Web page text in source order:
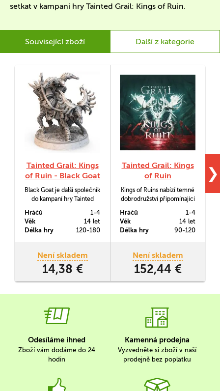
setkat v kampani hry Tainted Grail: Kings of Ruin.
Související zboží Další z kategorie
Tainted Grail: Kings
of Ruin - Black Goat
Black Goat je další společník
do kampaní hry Tainted
Hráčů
1-4
Věk
14 let
Délka hry
120-180
Není skladem
14,38 €
Tainted Grail: Kings
of Ruin
Kings of Ruins nabízí temné
dobrodružství připomínající
Hráčů
1-4
Věk
14 let
Délka hry
90-120
Není skladem
152,44 €
❯
Odesíláme ihned
Zboží vám dodáme do 24
hodin
Kamenná prodejna
Vyzvedněte si zboží v naší
prodejně bez poplatku